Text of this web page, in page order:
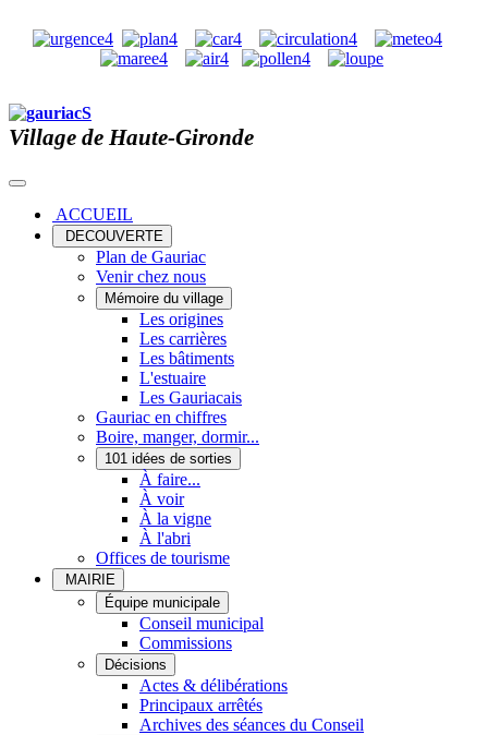
Village de Haute-Gironde
ACCUEIL
DECOUVERTE
Plan de Gauriac
Venir chez nous
Mémoire du village
Les origines
Les carrières
Les bâtiments
L'estuaire
Les Gauriacais
Gauriac en chiffres
Boire, manger, dormir...
101 idées de sorties
À faire...
À voir
À la vigne
À l'abri
Offices de tourisme
MAIRIE
Équipe municipale
Conseil municipal
Commissions
Décisions
Actes & délibérations
Principaux arrêtés
Archives des séances du Conseil